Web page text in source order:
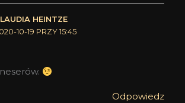
HEINTZE
10-19 PRZY 15:45
Odpowiedz